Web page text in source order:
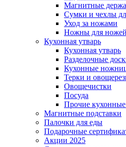
Магнитные
Сумки и чехлы
Уход за ножами
Ножны для ножей
Кухонная утварь
Кухонная утварь
Разделочные
Кухонные
Терки и
Овощечистки
Посуда
Прочие кухонные
Магнитные подставки
Палочки для еды
Подарочные
Акции 2025